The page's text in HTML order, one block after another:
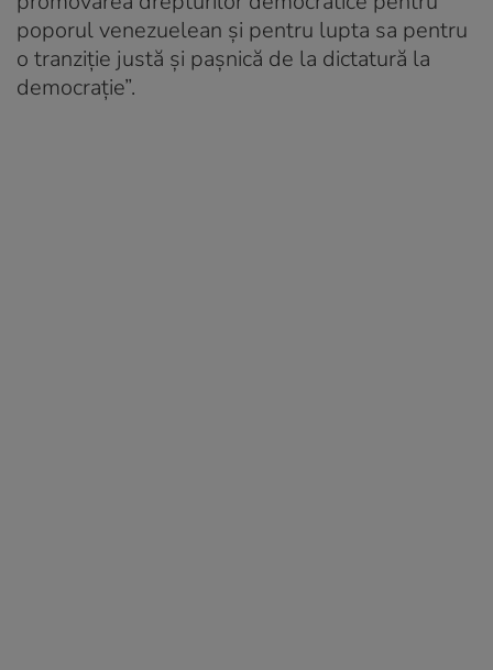
poporul venezuelean și pentru lupta sa pentru
o tranziție justă și pașnică de la dictatură la
democrație”.